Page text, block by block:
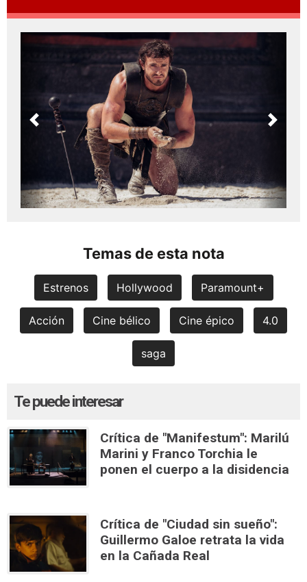
Previous Next
Temas de esta nota
Estrenos Hollywood Paramount+
Acción Cine bélico Cine épico 4.0
saga
Te puede interesar
Crítica de "Manifestum": Marilú
Marini y Franco Torchia le
ponen el cuerpo a la disidencia
Crítica de "Ciudad sin sueño":
Guillermo Galoe retrata la vida
en la Cañada Real